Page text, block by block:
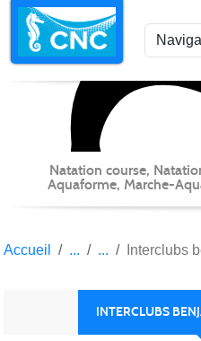
Natation course,
Aquaforme, Marche-
Accueil Interclubs
INTERCLUBS
Panneau de gestion des cookies